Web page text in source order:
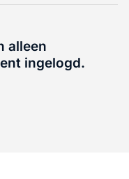
alleen
ingelogd.